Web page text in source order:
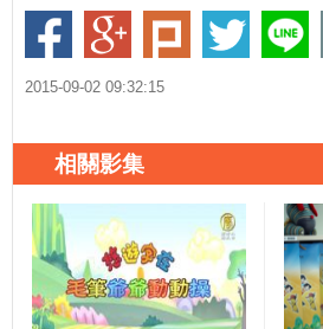
2015-09-02 09:32:15
相關影集